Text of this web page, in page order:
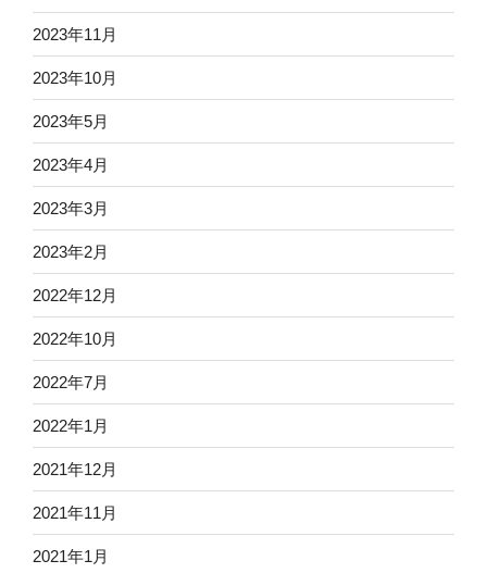
2023年11月
2023年10月
2023年5月
2023年4月
2023年3月
2023年2月
2022年12月
2022年10月
2022年7月
2022年1月
2021年12月
2021年11月
2021年1月